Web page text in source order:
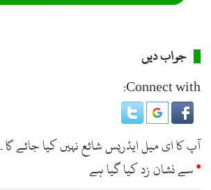
جواب دیں
Connect with:
آپ کا ای میل ایڈریس شائع نہیں کیا جائے گا۔
*سے نشان زد کیا گیا ہے